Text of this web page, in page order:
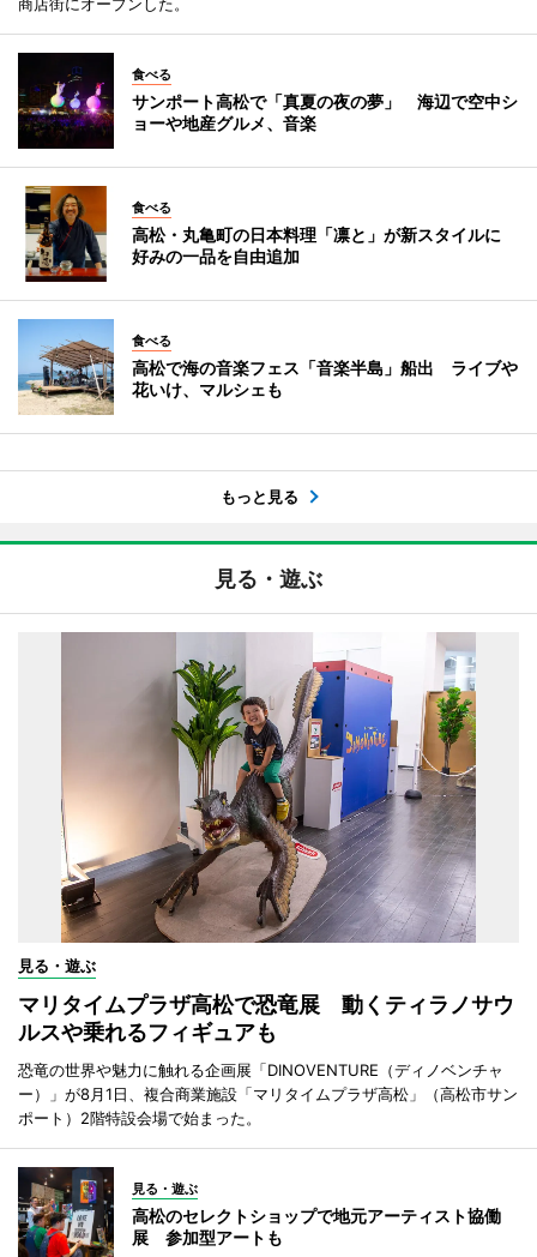
食べる
サンポート高松で「真夏の夜の夢」 海辺で空中シ
ョーや地産グルメ、音楽
食べる
高松・丸亀町の日本料理「凛と」が新スタイルに
好みの一品を自由追加
食べる
高松で海の音楽フェス「音楽半島」船出 ライブや
花いけ、マルシェも
もっと見る
見る・遊ぶ
見る・遊ぶ
マリタイムプラザ高松で恐竜展 動くティラノサウ
ルスや乗れるフィギュアも
恐竜の世界や魅力に触れる企画展「DINOVENTURE（ディノベンチャ
ー）」が8月1日、複合商業施設「マリタイムプラザ高松」（高松市サン
ポート）2階特設会場で始まった。
見る・遊ぶ
高松のセレクトショップで地元アーティスト協働
展 参加型アートも